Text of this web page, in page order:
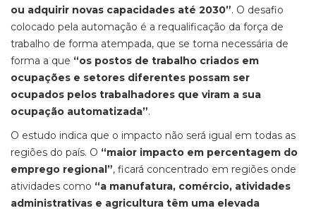
ou adquirir novas capacidades até 2030”. O desafio
colocado pela automação é a requalificação da força de
trabalho de forma atempada, que se torna necessária de
forma a que “os postos de trabalho criados em
ocupações e setores diferentes possam ser
ocupados pelos trabalhadores que viram a sua
ocupação automatizada”.
O estudo indica que o impacto não será igual em todas as
regiões do país. O “maior impacto em percentagem do
emprego regional”, ficará concentrado em regiões onde
atividades como “a manufatura, comércio, atividades
administrativas e agricultura têm uma elevada